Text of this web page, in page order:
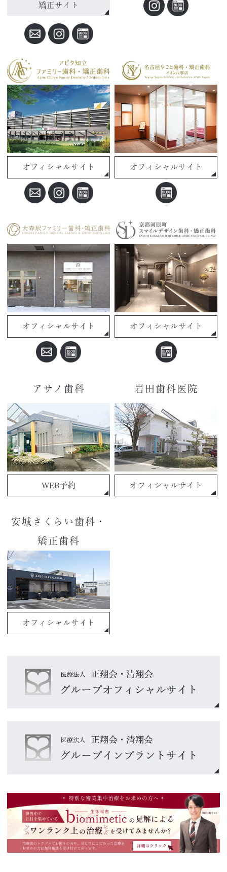
矯正サイト
オフィシャルサイト オフィシャルサイト
オフィシャルサイト オフィシャルサイト
アサノ歯科
WEB予約
岩田歯科医院
オフィシャルサイト
安城さくらい歯科・
矯正歯科
オフィシャルサイト